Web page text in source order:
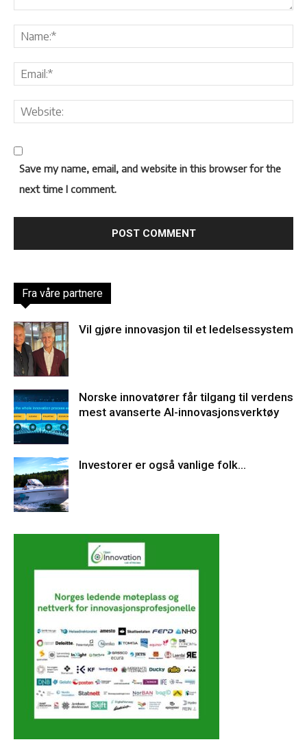
Save my name, email, and website in this browser for the
next time I comment.
Fra våre partnere
Vil gjøre innovasjon til et ledelsessystem
Norske innovatører får tilgang til verdens
mest avanserte AI-innovasjonsverktøy
Investorer er også vanlige folk…